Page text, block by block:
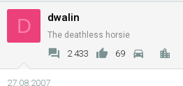
D dwalin
The deathless horsie
2 433 69
27.08.2007